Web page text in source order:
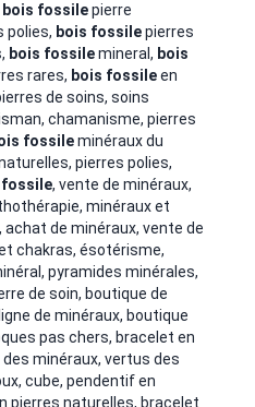
bois fossilepierre
polies, bois fossilepierres
bois fossilemineral, bois
rares, bois fossileen
de soins, soins
chamanisme, pierres
fossileminéraux du
pierres polies,
fossile, vente de minéraux,
minéraux et
de minéraux, vente de
chakras, ésotérisme,
pyramides minérales,
de soin, boutique de
de minéraux, boutique
pas chers, bracelet en
minéraux, vertus des
cube, pendentif en
pierres naturelles, bracelet